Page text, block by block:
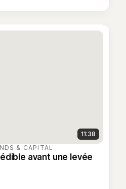
11:38
& CAPITAL
avant une levée